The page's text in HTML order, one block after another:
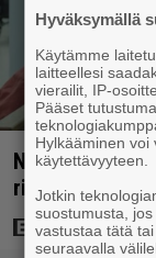
Nyt Netflixissä:
rikossarjoista
Hyväksymällä
Käytämme
laitteellesi
vierailit, IP-
Pääset
Hylkääminen voi
käytettävyyteen.
Jotkin
suostumusta,
vastustaa tätä
seuraavalla